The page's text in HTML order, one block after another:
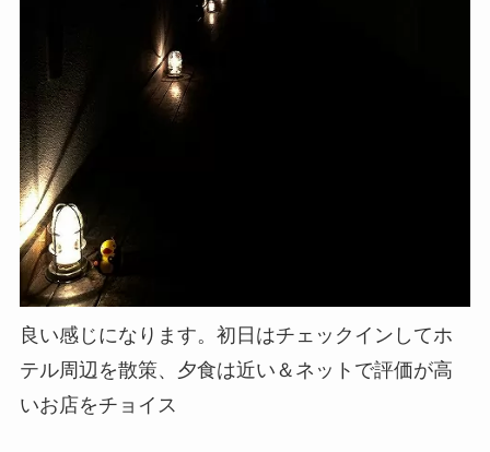
良い感じになります。初日はチェックインしてホ
テル周辺を散策、夕食は近い＆ネットで評価が高
いお店をチョイス